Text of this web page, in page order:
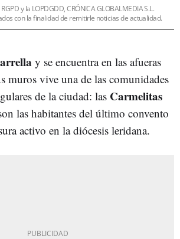
y la LOPDGDD, CRÓNICA GLOBALMEDIA S.L.
con la finalidad de remitirle noticias de actualidad.
y se encuentra en las afueras
muros vive una de las comunidades
de la ciudad: las Carmelitas
las habitantes del último convento
activo en la diócesis leridana.